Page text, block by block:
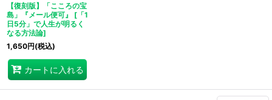
【復刻版】「こころの宝
島」『メール便可』
[ 「1
日5分」で人生が明るく
なる方法論]
1,650円(税込)
カートに入れる